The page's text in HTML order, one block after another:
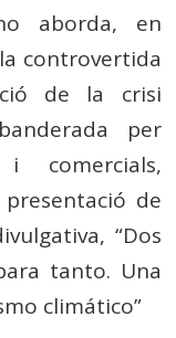
aborda, en
controvertida
de la crisi
per
comercials,
de
“Dos
tanto. Una
climático”